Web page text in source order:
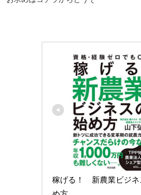
稼げる！　新農業ビジ